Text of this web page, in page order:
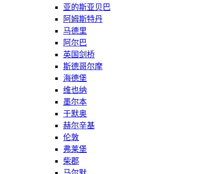
亚的斯亚贝巴
阿姆斯特丹
马德里
阿尔巴
英国剑桥
斯德哥尔摩
海德堡
维也纳
墨尔本
于默奥
赫尔辛基
伦敦
弗莱堡
柴郡